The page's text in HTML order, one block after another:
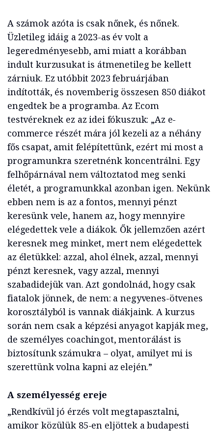
A számok azóta is csak nőnek, és nőnek.
Üzletileg idáig a 2023-as év volt a
legeredményesebb, ami miatt a korábban
indult kurzusukat is átmenetileg be kellett
zárniuk. Ez utóbbit 2023 februárjában
indították, és novemberig összesen 850 diákot
engedtek be a programba. Az Ecom
testvéreknek ez az idei fókuszuk: „Az e-
commerce részét mára jól kezeli az a néhány
fős csapat, amit felépítettünk, ezért mi most a
programunkra szeretnénk koncentrálni. Egy
felhőpárnával nem változtatod meg senki
életét, a programunkkal azonban igen. Nekünk
ebben nem is az a fontos, mennyi pénzt
keresünk vele, hanem az, hogy mennyire
elégedettek vele a diákok. Ők jellemzően azért
keresnek meg minket, mert nem elégedettek
az életükkel: azzal, ahol élnek, azzal, mennyi
pénzt keresnek, vagy azzal, mennyi
szabadidejük van. Azt gondolnád, hogy csak
fiatalok jönnek, de nem: a negyvenes-ötvenes
korosztályból is vannak diákjaink. A kurzus
során nem csak a képzési anyagot kapják meg,
de személyes coachingot, mentorálást is
biztosítunk számukra – olyat, amilyet mi is
szerettünk volna kapni az elején.”
A személyesség ereje
„Rendkívül jó érzés volt megtapasztalni,
amikor közülük 85-en eljöttek a budapesti